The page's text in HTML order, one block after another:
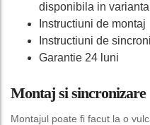
disponibila in
Instructiuni de montaj
Instructiuni de
Garantie 24 luni
Montaj si sincronizare
Montajul poate fi facut la o